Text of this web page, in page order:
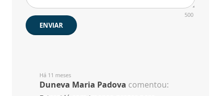
500
ENVIAR
Há 11 meses
Duneva Maria Padova comentou: